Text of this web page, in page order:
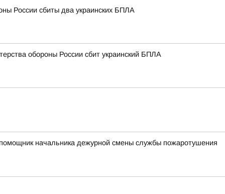
России сбиты два украинских БПЛА
обороны России сбит украинский БПЛА
начальника дежурной смены службы пожаротушения